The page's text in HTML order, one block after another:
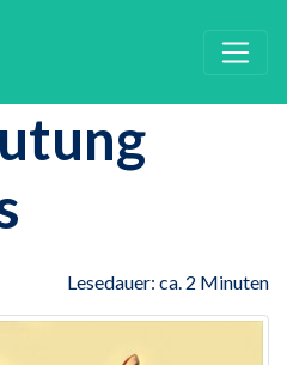
Lesedauer: ca. 2 Minuten